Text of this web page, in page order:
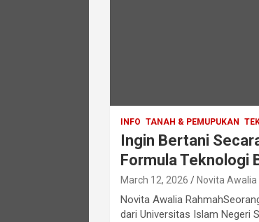
INFO TANAH & PEMUPUKAN
Ingin Bertani
Formula Teknologi
March 12, 2026 Novita
Novita Awalia
dari Universitas Islam Negeri